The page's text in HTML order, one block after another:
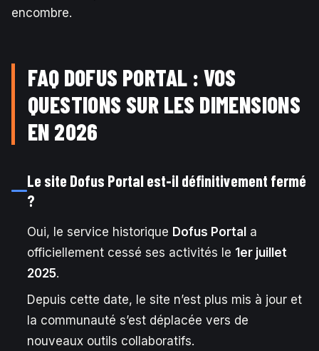
encombre.
FAQ DOFUS PORTAL : VOS
QUESTIONS SUR LES DIMENSIONS
EN 2026
Le site Dofus Portal est-il définitivement fermé
?
Oui, le service historique Dofus Portal a
officiellement cessé ses activités le 1er juillet
2025.
Depuis cette date, le site n’est plus mis à jour et
la communauté s’est déplacée vers de
nouveaux outils collaboratifs.